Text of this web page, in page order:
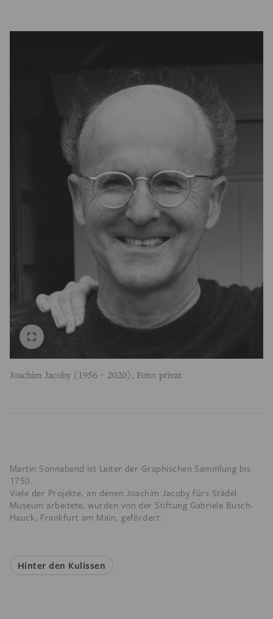
Joachim Jacoby (1956 – 2020), Foto: privat
Martin Sonnabend ist Leiter der Graphischen Sammlung bis
1750.
Viele der Projekte, an denen Joachim Jacoby fürs Städel
Museum arbeitete, wurden von der Stiftung Gabriele Busch-
Hauck, Frankfurt am Main, gefördert.
Hinter den Kulissen